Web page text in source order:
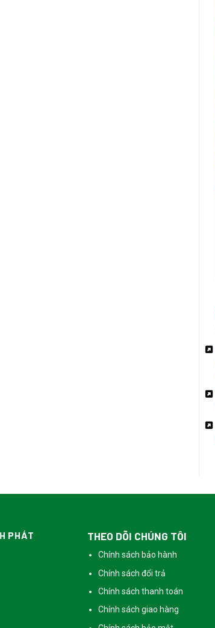
PHÁT THEO DÕI CHÚNG TÔI
Chính sách bảo hành
Chính sách đổi trả
Chính sách thanh toán
Chính sách giao hàng